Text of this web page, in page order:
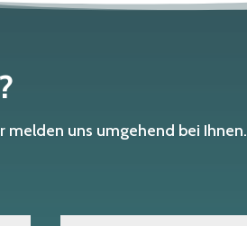
melden uns umgehend bei Ihnen.